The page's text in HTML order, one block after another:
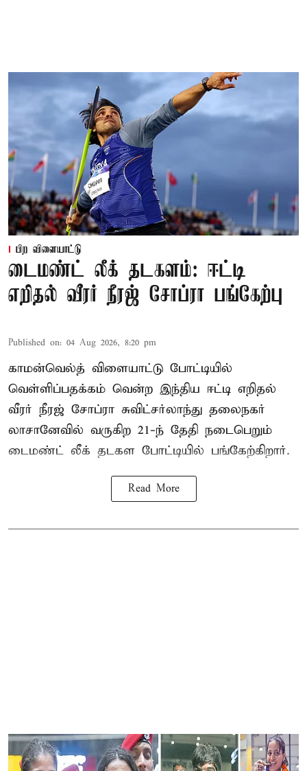
பிற விளையாட்டு
டைமண்ட் லீக் தடகளம்: ஈட்டி
எறிதல் வீரர் நீரஜ் சோப்ரா பங்கேற்பு
Published on: 04 Aug 2026, 8:20 pm
காமன்வெல்த் விளையாட்டு போட்டியில்
வெள்ளிப்பதக்கம் வென்ற இந்திய ஈட்டி எறிதல்
வீரர் நீரஜ் சோப்ரா சுவிட்சர்லாந்து தலைநகர்
லாசானேவில் வருகிற 21-ந் தேதி நடைபெறும்
டைமண்ட் லீக் தடகள போட்டியில் பங்கேற்கிறார்.
Read More